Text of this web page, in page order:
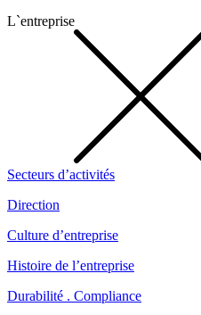
L`entreprise
Secteurs d’activités
Direction
Culture d’entreprise
Histoire de l’entreprise
Durabilité . Compliance